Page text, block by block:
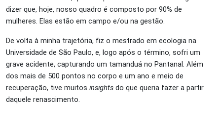
dizer que, hoje, nosso quadro é composto por 90% de
mulheres. Elas estão em campo e/ou na gestão.
De volta à minha trajetória, fiz o mestrado em ecologia na
Universidade de São Paulo, e, logo após o término, sofri um
grave acidente, capturando um tamanduá no Pantanal. Além
dos mais de 500 pontos no corpo e um ano e meio de
recuperação, tive muitos insights do que queria fazer a partir
daquele renascimento.